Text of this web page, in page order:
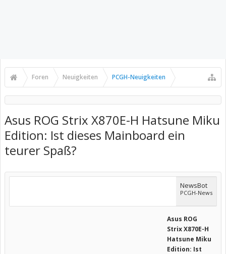
Foren Neuigkeiten PCGH-Neuigkeiten
Asus ROG Strix X870E-H Hatsune Miku
Edition: Ist dieses Mainboard ein
teurer Spaß?
NewsBot
PCGH-News
Asus ROG
Strix X870E-H
Hatsune Miku
Edition: Ist